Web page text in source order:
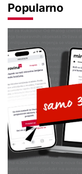
Popularno